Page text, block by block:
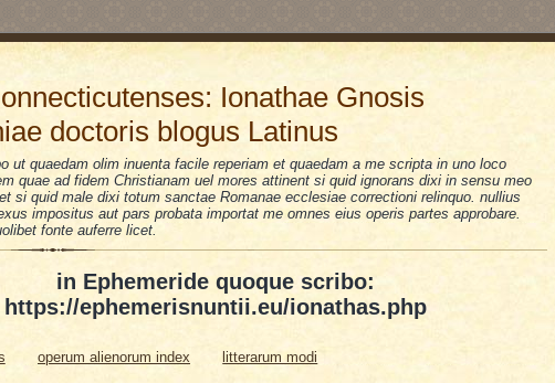
Ionathae Gnosis
doctoris blogus Latinus
ut quaedam olim inuenta facile reperiam et quaedam a me scripta in uno loco
quae ad fidem Christianam uel mores attinent si quid ignorans dixi in sensu meo
si quid male dixi totum sanctae Romanae ecclesiae correctioni relinquo. nullius
impositus aut pars probata importat me omnes eius operis partes approbare.
fonte auferre licet.
in Ephemeride quoque scribo:
https://ephemerisnuntii.eu/ionathas.php
operum alienorum index litterarum modi